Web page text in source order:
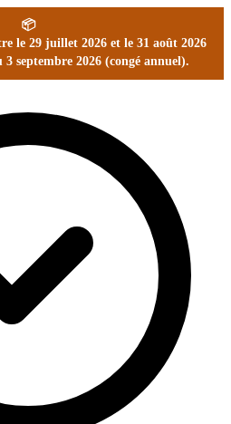
📦
le 29 juillet 2026 et le 31 août 2026
septembre 2026 (congé annuel).